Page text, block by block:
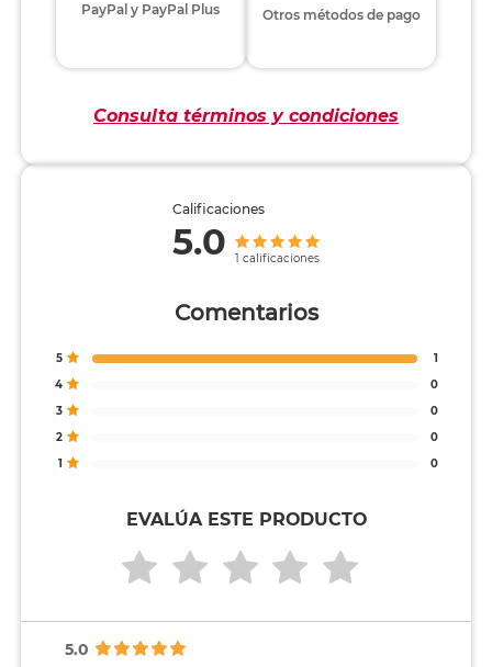
PayPal y PayPal Plus Otros métodos de pago
Consulta términos y condiciones
Comentarios
5
1
4
0
3
0
2
0
1
0
Calificaciones
5.0 1 calificaciones
EVALÚA ESTE PRODUCTO
5.0